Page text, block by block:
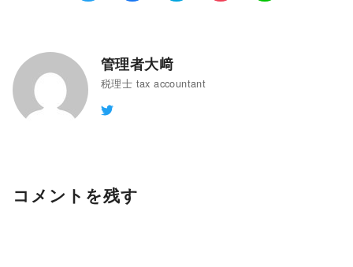
管理者大﨑
税理士 tax accountant
コメントを残す